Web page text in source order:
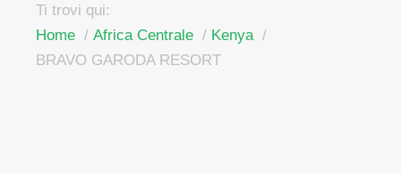
Ti trovi qui:
Home
Africa Centrale
Kenya
BRAVO GARODA RESORT